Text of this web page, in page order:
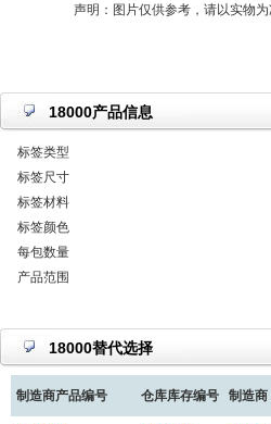
声明：图片仅供参考，请以实物为
18000产品信息
标签类型
标签尺寸
标签材料
标签颜色
每包数量
产品范围
18000替代选择
制造商产品编号 仓库库存编号 制造商